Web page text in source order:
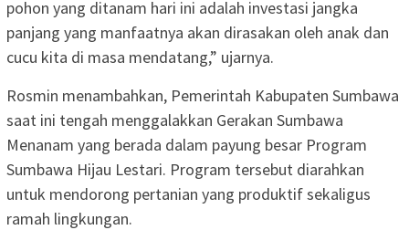
pohon yang ditanam hari ini adalah investasi jangka
panjang yang manfaatnya akan dirasakan oleh anak dan
cucu kita di masa mendatang,” ujarnya.
Rosmin menambahkan, Pemerintah Kabupaten Sumbawa
saat ini tengah menggalakkan Gerakan Sumbawa
Menanam yang berada dalam payung besar Program
Sumbawa Hijau Lestari. Program tersebut diarahkan
untuk mendorong pertanian yang produktif sekaligus
ramah lingkungan.